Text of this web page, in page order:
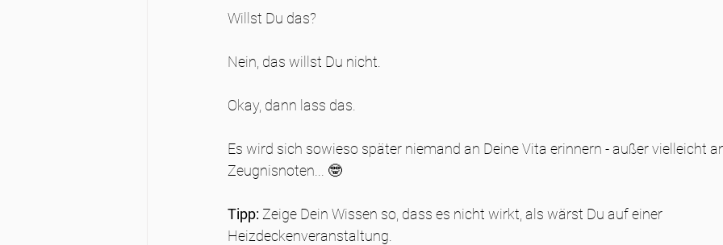
Willst Du das?
Nein, das willst Du nicht.
Okay, dann lass das.
Es wird sich sowieso später niemand an Deine Vita erinnern - außer vielleicht
Zeugnisnoten... 🤓
Tipp: Zeige Dein Wissen so, dass es nicht wirkt, als wärst Du auf einer
Heizdeckenveranstaltung.